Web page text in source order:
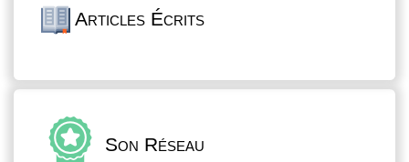
Articles Écrits
Son Réseau